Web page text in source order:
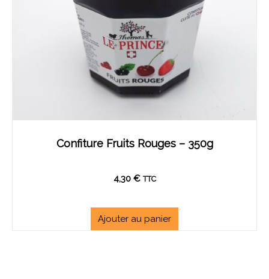
Confiture Fruits Rouges – 350g
4,30 € TTC
Ajouter au panier